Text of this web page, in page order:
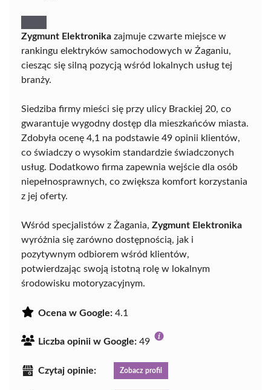
Zygmunt Elektronika zajmuje czwarte miejsce w
rankingu elektryków samochodowych w Żaganiu,
ciesząc się silną pozycją wśród lokalnych usług tej
branży.
Siedziba firmy mieści się przy ulicy Brackiej 20, co
gwarantuje wygodny dostęp dla mieszkańców miasta.
Zdobyła ocenę 4,1 na podstawie 49 opinii klientów,
co świadczy o wysokim standardzie świadczonych
usług. Dodatkowo firma zapewnia wejście dla osób
niepełnosprawnych, co zwiększa komfort korzystania
z jej oferty.
Wśród specjalistów z Żagania, Zygmunt Elektronika
wyróżnia się zarówno dostępnością, jak i
pozytywnym odbiorem wśród klientów,
potwierdzając swoją istotną rolę w lokalnym
środowisku motoryzacyjnym.
Ocena w Google: 4.1
Liczba opinii w Google: 49
Czytaj opinie: Zobacz profil